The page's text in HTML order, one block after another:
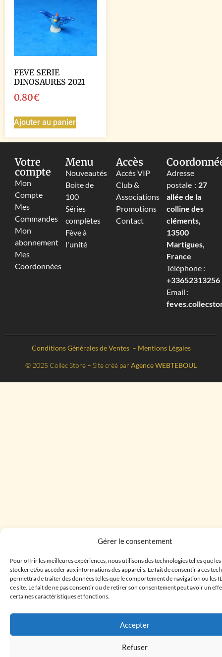
Gérer le consentement
Pour offrir les meilleures expériences, nous utilisons des technologies telles que
stocker et/ou accéder aux informations des appareils. Le fait de consentir à ces
permettra de traiter des données telles que le comportement de navigation ou les
ce site. Le fait de ne pas consentir ou de retirer son consentement peut avoir un
certaines caractéristiques et fonctions.
Accepter
Refuser
FEVE SERIE
DINOSAURES 2021
0.80€
Ajouter au panier
Votre
compte
Mon
Compte
Mes
Commandes
Mon
abonnement
Mes
Coordonnées
Menu
Nouveautés
Boite de
100
Séries
complètes
Fève à
l'unité
Accès
Accès VIP
Club &
Associations
Promotions
Contact
Adresse
postale : 27
allée de la
colline des
cléments,
13500
Martigues,
France
Téléphone :
+33652313256‬
Email :
Conditions Générales de Ventes – Mentions Légales
© 2025 Collec Store – Site créé par Agence WEBTEBOUL